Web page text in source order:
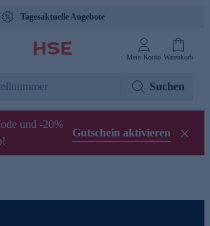
Tagesaktuelle Angebote
Mein Konto Warenkorb
Suchen
und -20%
Gutschein aktivieren